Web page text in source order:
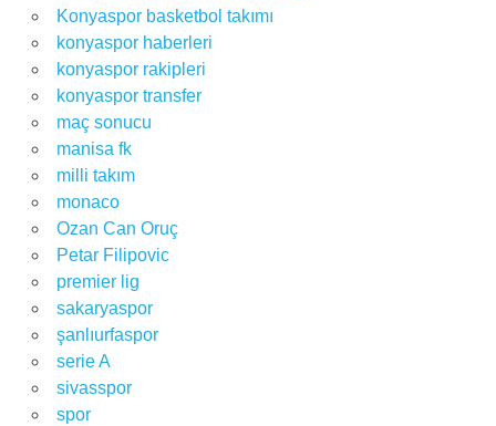
Konyaspor basketbol takımı
konyaspor haberleri
konyaspor rakipleri
konyaspor transfer
maç sonucu
manisa fk
milli takım
monaco
Ozan Can Oruç
Petar Filipovic
premier lig
sakaryaspor
şanlıurfaspor
serie A
sivasspor
spor